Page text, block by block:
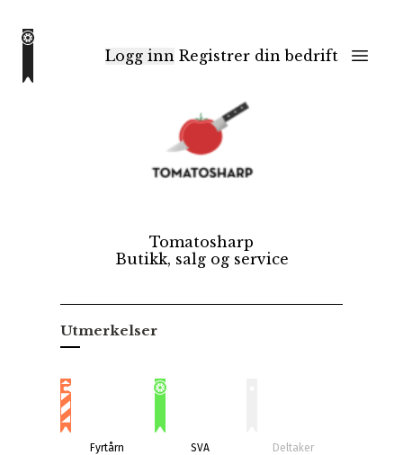
Logg inn Registrer din bedrift
Tomatosharp
Butikk, salg og service
Utmerkelser
Fyrtårn SVA Deltaker